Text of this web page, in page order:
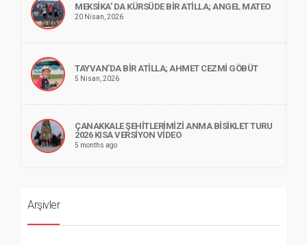
MEKSİKA’ DA KÜRSÜDE BİR ATİLLA; ANGEL MATEO
20 Nisan, 2026
TAYVAN’DA BİR ATİLLA; AHMET CEZMİ GÖBÜT
5 Nisan, 2026
ÇANAKKALE ŞEHİTLERİMİZİ ANMA BİSİKLET TURU
2026 KISA VERSİYON VİDEO
5 months ago
Arşivler